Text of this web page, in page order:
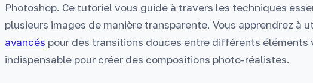
Photoshop. Ce tutoriel vous guide à travers les techniques
plusieurs images de manière transparente. Vous apprendrez à
avancés pour des transitions douces entre différents éléments
indispensable pour créer des compositions photo-réalistes.